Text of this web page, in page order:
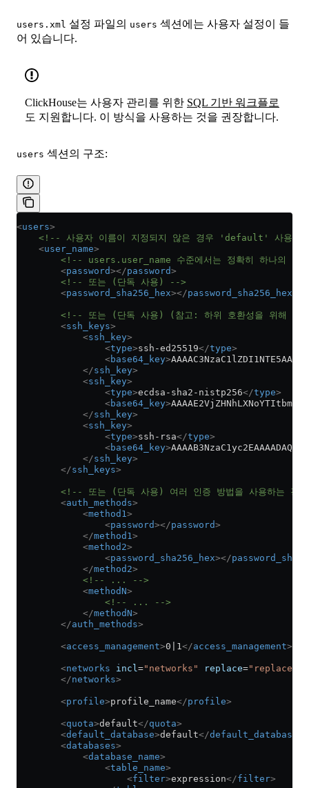
users.xml 설정 파일의 users 섹션에는 사용자 설정이 들
어 있습니다.
ClickHouse는 사용자 관리를 위한 SQL 기반 워크플로
도 지원합니다. 이 방식을 사용하는 것을 권장합니다.
users 섹션의 구조:
<users>
<!-- 사용자 이름이 지정되지 않은 경우 'default' 사용자
    <
user_name>
<!-- users.user_name 수준에서는 정확히 하나의 인
        <
password></password>
        <!-- 또는 (단독 사용) -->
        <
password_sha256_hex></password_sha256_hex
<!-- 또는 (단독 사용) (참고: 하위 호환성을 위해 여
        <
ssh_keys>
            <
ssh_key>
                <
type>ssh-ed25519</type>
                <
base64_key>
            </
ssh_key>
            <
ssh_key>
                <
type>ecdsa-sha2-nistp256</type>
                <
base64_key>
            </
ssh_key>
            <
ssh_key>
                <
type>ssh-rsa</type>
                <
base64_key>
            </
ssh_key>
        </
ssh_keys>
<!-- 또는 (단독 사용) 여러 인증 방법을 사용하는 경
        <
auth_methods>
            <
method1 >
                <
password></password>
            </
method1 >
            <
method2>
                <
password_sha256_hex></
            </
method2>
            <!-- ... -->
            <
methodN>
                <!-- ... -->
            </
methodN>
        </
auth_methods>
        <
access_management>0|1 </access_management>
        <
networks incl ="networks" replace="replace"
        </
networks>
        <
profile>profile_name</profile>
        <
quota>default</quota>
        <
default_database>default</default_database
        <
databases>
            <
database_name>
                <
table_name>
                    <
filter>expression</filter>